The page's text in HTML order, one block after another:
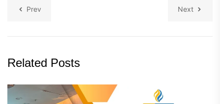
Prev Next
Related Posts